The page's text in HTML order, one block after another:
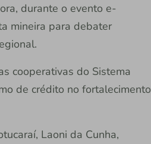
durante o evento e-
mineira para debater
cooperativas do Sistema
de crédito no fortalecimento
Laoni da Cunha,